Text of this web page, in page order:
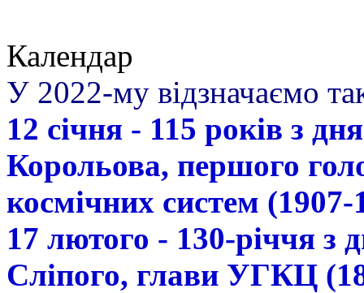
Календар
У 2022-му відзначаємо
12 січня - 115 років з
Корольова, першого
космічних систем (1907-
17 лютого - 130-річчя з
Сліпого, глави УГКЦ